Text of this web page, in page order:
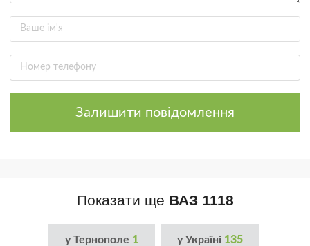
Залишити повідомлення
Показати ще ВАЗ 1118
у Тернополе 1 у Україні 135